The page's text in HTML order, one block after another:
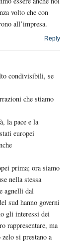
volto che con
all’impresa.
Reply
condivisibili, se
che stiamo
la pace e la
europei
prima; ora siamo
nella stessa
agnelli dal
sud hanno governi
gli interessi dei
rappresentare, ma
si prestano a